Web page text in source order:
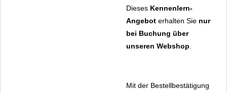
Dieses Kennenlern-
Angebot erhalten Sie nur
bei Buchung über
unseren Webshop.
Mit der Bestellbestätigung